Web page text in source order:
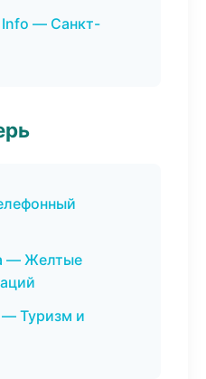
Info — Санкт-
— Желтые
— Туризм и